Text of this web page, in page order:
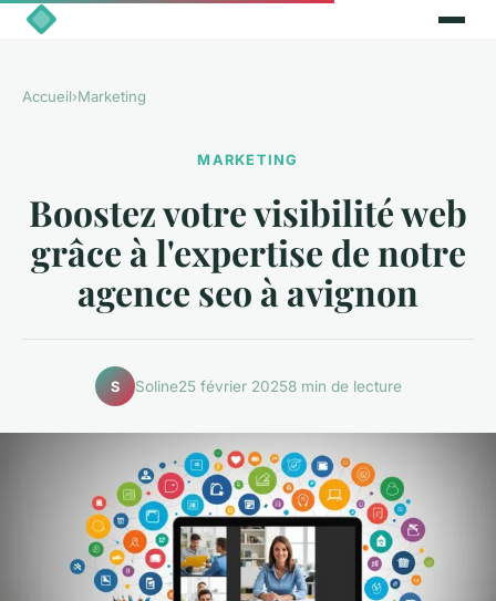
Accueil›Marketing
MARKETING
Boostez votre visibilité web
grâce à l'expertise de notre
agence seo à avignon
S Soline25 février 20258 min de lecture